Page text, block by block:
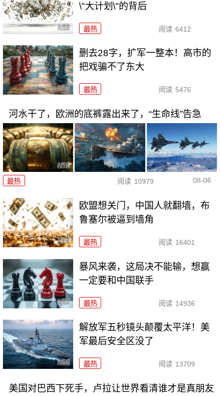
\"大计划\"的背后
最热 阅读 6412
删去28字，扩军一整本！高市的
把戏骗不了东大
最热 阅读 5476
河水干了，欧洲的底裤露出来了，“生命线”告急
最热 阅读 10979 08-06
欧盟想关门，中国人就翻墙，布
鲁塞尔被逼到墙角
最热 阅读 16401
暴风来袭，这局决不能输，想赢
一定要和中国联手
最热 阅读 14936
解放军五秒镜头颠覆太平洋！美
军最后安全区没了
最热 阅读 13709
美国对巴西下死手，卢拉让世界看清谁才是真朋友